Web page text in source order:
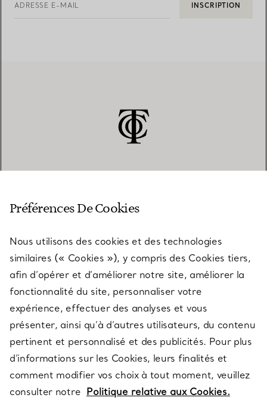
ADRESSE E-MAIL INSCRIPTION
SERVICES
À PROPOS
QUESTIONS LÉGALES
SUIVEZ-NOUS
Préférences De Cookies
Nous utilisons des cookies et des technologies
similaires (« Cookies »), y compris des Cookies tiers,
afin d’opérer et d’améliorer notre site, améliorer la
fonctionnalité du site, personnaliser votre
expérience, effectuer des analyses et vous
présenter, ainsi qu’à d’autres utilisateurs, du contenu
pertinent et personnalisé et des publicités. Pour plus
d’informations sur les Cookies, leurs finalités et
comment modifier vos choix à tout moment, veuillez
consulter notre Politique relative aux Cookies.